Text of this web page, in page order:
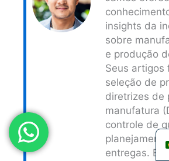
insights da
sobre
e produção
Seus artigos
seleção de
diretrizes de
manufatura
controle de
planejamento
entregas. Ele